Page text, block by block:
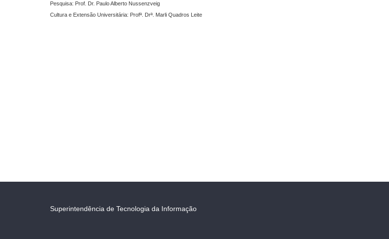
Pesquisa: Prof. Dr. Paulo Alberto Nussenzveig
Cultura e Extensão Universitária: Profª. Drª. Marli Quadros Leite
Superintendência de Tecnologia da Informação